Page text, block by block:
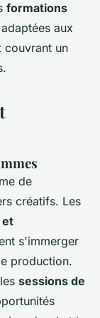
formations
aux
couvrant un
de
créatifs. Les
et
s'immerger
production.
sessions de